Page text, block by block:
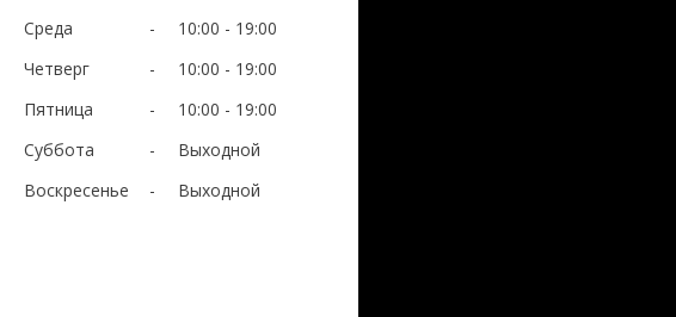
Среда
10:00
19:00
Четверг
10:00
19:00
Пятница
10:00
19:00
Суббота
Выходной
Воскресенье
Выходной